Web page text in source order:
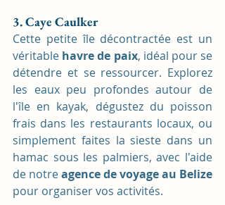
3. Caye Caulker
Cette petite île décontractée est un
véritable havre de paix, idéal pour se
détendre et se ressourcer. Explorez
les eaux peu profondes autour de
l'île en kayak, dégustez du poisson
frais dans les restaurants locaux, ou
simplement faites la sieste dans un
hamac sous les palmiers, avec l'aide
de notre
pour organiser vos activités.